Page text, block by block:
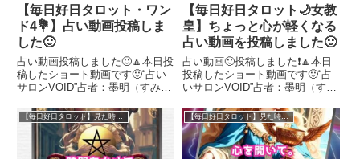
【毎日好日タロット・ワン
ド4💐】占い動画投稿しま
した🙂
占い動画投稿しました🙂🔼本日投
稿したショート動画です🙂“占い
サロンVOID”占者：墨明（すみあ
日起こる⁈いいことを占います。
少しでも参考になるとうれしいで
す🙂見たときがタイミング❗️今日
でも、明日でも、あなたが...
【毎日好日タロット🌙女教
皇】ちょっと心が軽くなる
占い動画を投稿しました🙂
占い動画🙂投稿しました❗️🔼本日
投稿したショート動画です🙂“占
いサロンVOID”占者：墨明（すみ
毎日起こる⁈いいことを占いま
す。少しでも参考になるとうれし
いです🪽見たときがタイミング❗️
今日でも、明日でも、あな...
【毎日好日タロット】見た時がタイミング！